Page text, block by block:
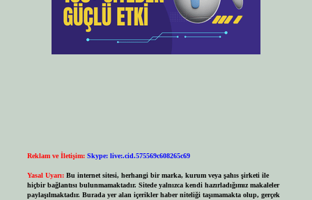
Reklam ve İletişim: Skype: live:.cid.575569c608265c69
Yasal Uyarı: Bu internet sitesi, herhangi bir marka, kurum veya şahıs şirketi ile
hiçbir bağlantısı bulunmamaktadır. Sitede yalnızca kendi hazırladığımız makaleler
paylaşılmaktadır. Burada yer alan içerikler haber niteliği taşımamakta olup, gerçek